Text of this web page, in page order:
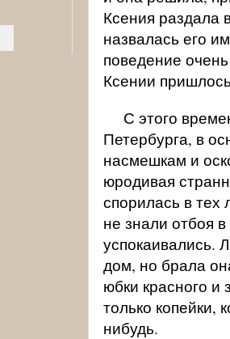
6 110 руб.
Ксения раздала
назвалась его
поведение
Ксении
С этого
Петербурга, в
насмешкам и
юродивая
спорилась в тех
не знали отбоя
успокаивались.
дом, но брала
юбки красного и
только копейки,
нибудь.